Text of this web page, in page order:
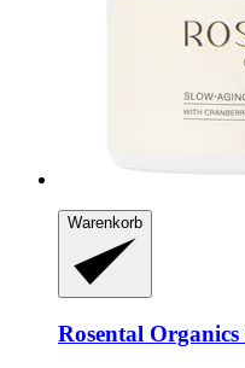
Warenkorb
Rosental Organics